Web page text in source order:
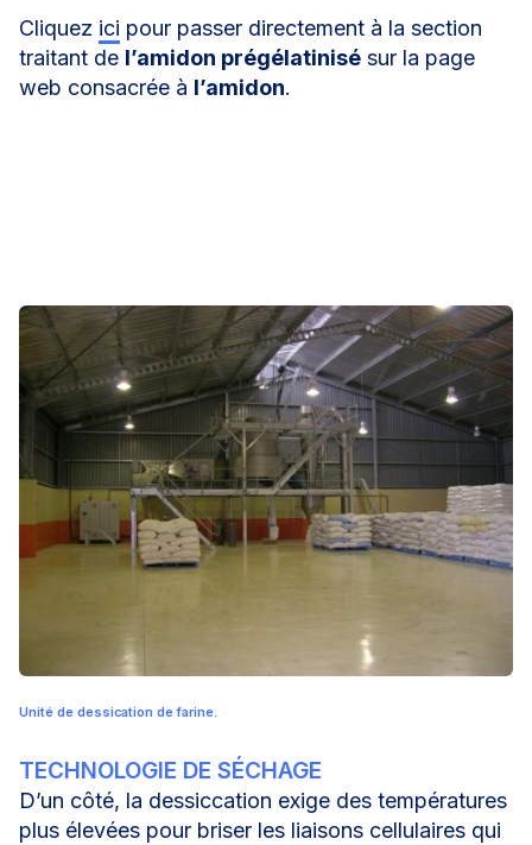
Cliquez ici pour passer directement à la section
traitant de l’amidon prégélatinisé sur la page
web consacrée à l’amidon.
Unité de dessication de farine.
TECHNOLOGIE DE SÉCHAGE
D’un côté, la dessiccation exige des températures
plus élevées pour briser les liaisons cellulaires qui